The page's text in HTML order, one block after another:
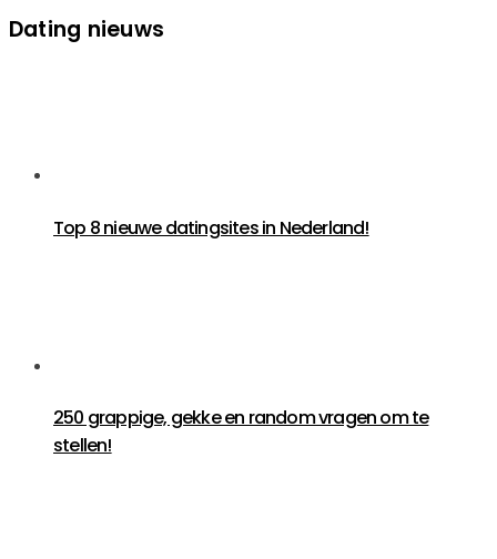
Dating nieuws
Top 8 nieuwe datingsites in Nederland!
250 grappige, gekke en random vragen om te
stellen!